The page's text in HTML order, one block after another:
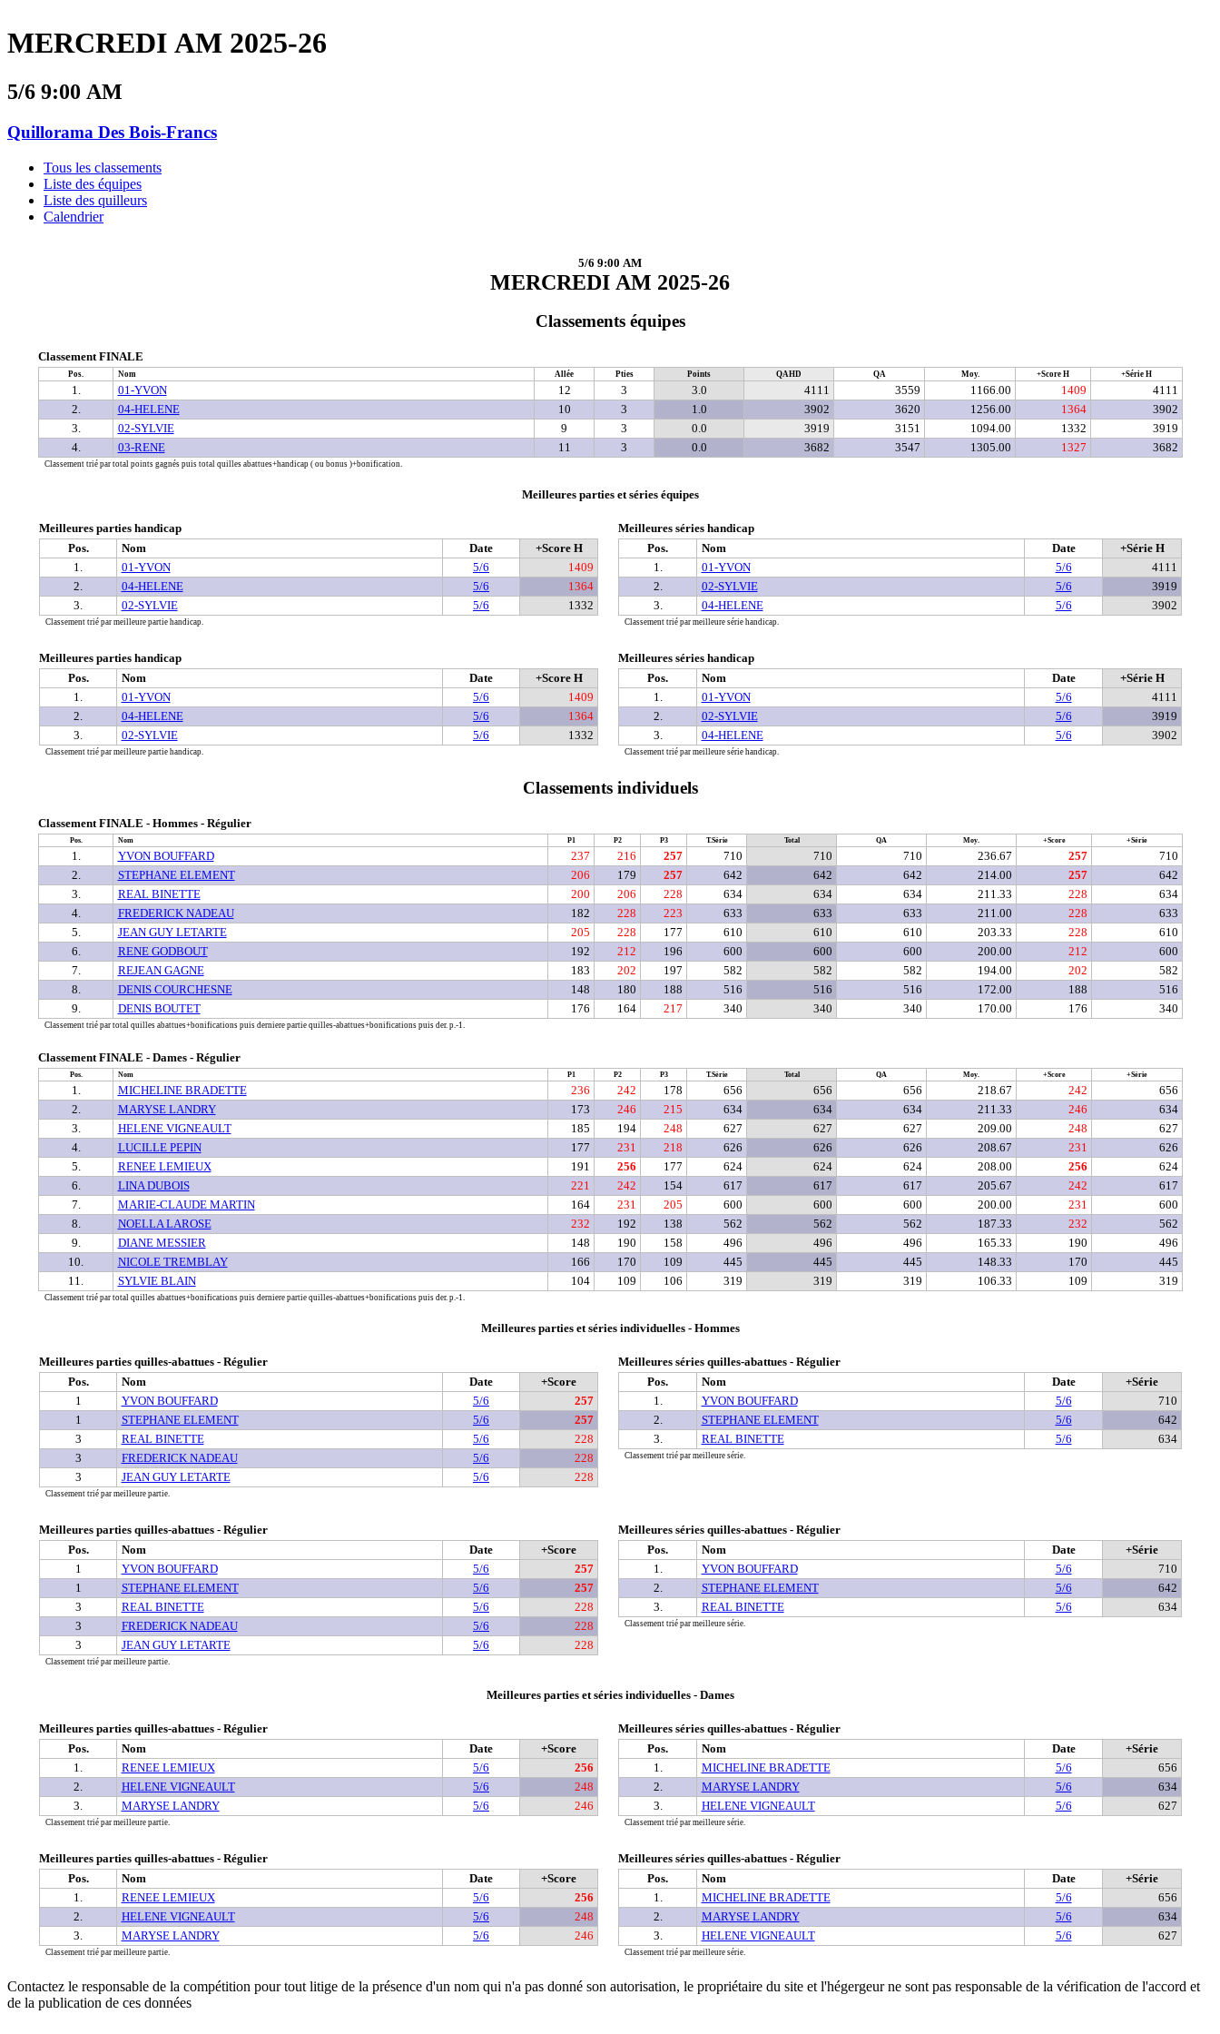
MERCREDI AM 2025-26
5/6 9:00 AM
Quillorama Des Bois-Francs
Tous les classements
Liste des équipes
Liste des quilleurs
Calendrier
5/6 9:00 AM
MERCREDI AM 2025-26
Classements équipes
Classement FINALE
Pos. Nom Allée Pties Points QAHD QA Moy. +Score H +Série H
1. 01-YVON 12 3 3.0 4111 3559 1166.00 1409
4111
2.
04-HELENE 10 3 1.0 3902 3620 1256.00 1364
3902
3.
02-SYLVIE 9 3 0.0 3919 3151 1094.00 1332
3919
4.
03-RENE 11 3 0.0 3682 3547 1305.00 1327 3682
Classement trié par total points gagnés puis total quilles abattues+handicap ( ou bonus )+bonification.
Meilleures parties et séries équipes
Meilleures parties handicap
Pos.
Nom Date
+Score H
1.
01-YVON 5/6
1409
2.
04-HELENE 5/6
1364
3.
02-SYLVIE 5/6 1332
Classement trié par meilleure partie handicap.
Meilleures séries handicap
Pos.
Nom Date
+Série H
1.
01-YVON 5/6
4111
2.
02-SYLVIE 5/6
3919
3.
04-HELENE 5/6 3902
Classement trié par meilleure série handicap.
Meilleures parties handicap
Pos.
Nom Date
+Score H
1.
01-YVON 5/6
1409
2.
04-HELENE 5/6
1364
3.
02-SYLVIE 5/6 1332
Classement trié par meilleure partie handicap.
Meilleures séries handicap
Pos.
Nom Date
+Série H
1.
01-YVON 5/6
4111
2.
02-SYLVIE 5/6
3919
3.
04-HELENE 5/6 3902
Classement trié par meilleure série handicap.
Classements individuels
Classement FINALE - Hommes - Régulier
Pos. Nom P1 P2 P3 T.Série Total QA Moy. +Score +Série
1. YVON BOUFFARD 237 216 257 710 710 710 236.67 257
710
2.
STEPHANE ELEMENT 206 179 257 642 642 642 214.00 257
642
3.
REAL BINETTE 200 206 228 634 634 634 211.33 228
634
4.
FREDERICK NADEAU 182 228 223 633 633 633 211.00 228
633
5.
JEAN GUY LETARTE 205 228 177 610 610 610 203.33 228
610
6.
RENE GODBOUT 192 212 196 600 600 600 200.00 212
600
7.
REJEAN GAGNE 183 202 197 582 582 582 194.00 202
582
8.
DENIS COURCHESNE 148 180 188 516 516 516 172.00 188
516
9.
DENIS BOUTET 176 164 217 340 340 340 170.00 176 340
Classement trié par total quilles abattues+bonifications puis derniere partie quilles-abattues+bonifications puis der. p.-1.
Classement FINALE - Dames - Régulier
Pos. Nom P1 P2 P3 T.Série Total QA Moy. +Score +Série
1. MICHELINE BRADETTE 236 242 178 656 656 656 218.67 242
656
2.
MARYSE LANDRY 173 246 215 634 634 634 211.33 246
634
3.
HELENE VIGNEAULT 185 194 248 627 627 627 209.00 248
627
4.
LUCILLE PEPIN 177 231 218 626 626 626 208.67 231
626
5.
RENEE LEMIEUX 191 256 177 624 624 624 208.00 256
624
6.
LINA DUBOIS 221 242 154 617 617 617 205.67 242
617
7.
MARIE-CLAUDE MARTIN 164 231 205 600 600 600 200.00 231
600
8.
NOELLA LAROSE 232 192 138 562 562 562 187.33 232
562
9.
DIANE MESSIER 148 190 158 496 496 496 165.33 190
496
10.
NICOLE TREMBLAY 166 170 109 445 445 445 148.33 170
445
11.
SYLVIE BLAIN 104 109 106 319 319 319 106.33 109 319
Classement trié par total quilles abattues+bonifications puis derniere partie quilles-abattues+bonifications puis der. p.-1.
Meilleures parties et séries individuelles - Hommes
Meilleures parties quilles-abattues - Régulier
Pos.
Nom Date
+Score
1
YVON BOUFFARD 5/6
257
1
STEPHANE ELEMENT 5/6
257
3
REAL BINETTE 5/6
228
3
FREDERICK NADEAU 5/6
228
3
JEAN GUY LETARTE 5/6 228
Classement trié par meilleure partie.
Meilleures séries quilles-abattues - Régulier
Pos.
Nom Date
+Série
1.
YVON BOUFFARD 5/6
710
2.
STEPHANE ELEMENT 5/6
642
3.
REAL BINETTE 5/6 634
Classement trié par meilleure série.
Meilleures parties quilles-abattues - Régulier
Pos.
Nom Date
+Score
1
YVON BOUFFARD 5/6
257
1
STEPHANE ELEMENT 5/6
257
3
REAL BINETTE 5/6
228
3
FREDERICK NADEAU 5/6
228
3
JEAN GUY LETARTE 5/6 228
Classement trié par meilleure partie.
Meilleures séries quilles-abattues - Régulier
Pos.
Nom Date
+Série
1.
YVON BOUFFARD 5/6
710
2.
STEPHANE ELEMENT 5/6
642
3.
REAL BINETTE 5/6 634
Classement trié par meilleure série.
Meilleures parties et séries individuelles - Dames
Meilleures parties quilles-abattues - Régulier
Pos.
Nom Date
+Score
1.
RENEE LEMIEUX 5/6
256
2.
HELENE VIGNEAULT 5/6
248
3.
MARYSE LANDRY 5/6 246
Classement trié par meilleure partie.
Meilleures séries quilles-abattues - Régulier
Pos.
Nom Date
+Série
1.
MICHELINE BRADETTE 5/6
656
2.
MARYSE LANDRY 5/6
634
3.
HELENE VIGNEAULT 5/6 627
Classement trié par meilleure série.
Meilleures parties quilles-abattues - Régulier
Pos.
Nom Date
+Score
1.
RENEE LEMIEUX 5/6
256
2.
HELENE VIGNEAULT 5/6
248
3.
MARYSE LANDRY 5/6 246
Classement trié par meilleure partie.
Meilleures séries quilles-abattues - Régulier
Pos.
Nom Date
+Série
1.
MICHELINE BRADETTE 5/6
656
2.
MARYSE LANDRY 5/6
634
3.
HELENE VIGNEAULT 5/6 627
Classement trié par meilleure série.
Contactez le responsable de la compétition pour tout litige de la présence d'un nom qui n'a pas donné son autorisation, le propriétaire du site et l'hégergeur ne sont pas responsable de la vérification de l'accord et
de la publication de ces données